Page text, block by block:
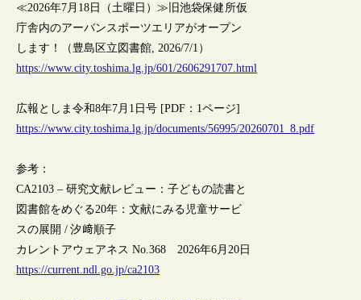
≪2026年7月18日（土曜日）≫旧池袋保健所仮
庁舎内のアーバンスポーツエリアがオープン
します！（豊島区立図書館, 2026/7/1）
https://www.city.toshima.lg.jp/601/2606291707.html
広報としま令和8年7月1日号 [PDF：1ページ]
https://www.city.toshima.lg.jp/documents/56995/20260701_8.pdf
参考：
CA2103 – 研究文献レビュー：子どもの読書と
図書館をめぐる20年：文献にみる児童サービ
スの展開 / 汐﨑順子
カレントアウェアネス No.368 2026年6月20日
https://current.ndl.go.jp/ca2103